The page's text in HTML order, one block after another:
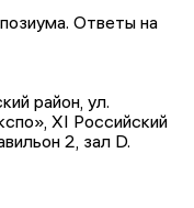
Ответы на
район, ул.
XI Российский
2, зал D.